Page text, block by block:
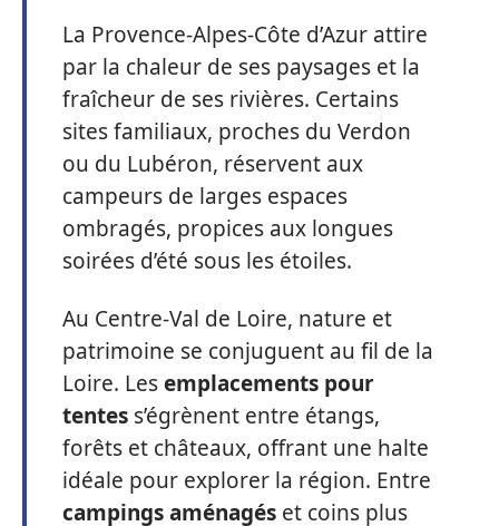
La Provence-Alpes-Côte d’Azur attire
par la chaleur de ses paysages et la
fraîcheur de ses rivières. Certains
sites familiaux, proches du Verdon
ou du Lubéron, réservent aux
campeurs de larges espaces
ombragés, propices aux longues
soirées d’été sous les étoiles.
Au Centre-Val de Loire, nature et
patrimoine se conjuguent au fil de la
Loire. Lesemplacements pour
tentes s’égrènent entre étangs,
forêts et châteaux, offrant une halte
idéale pour explorer la région. Entre
campings aménagés et coins plus